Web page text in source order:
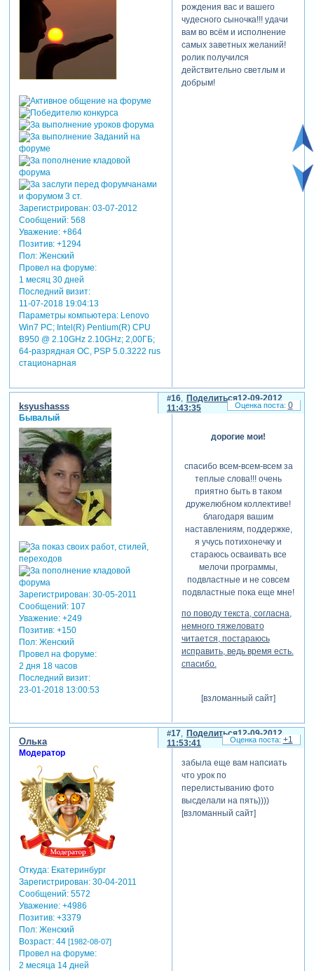
Зарегистрирован: 03-07-2012
Сообщений:568
Уважение: +864
Позитив: +1294
Пол:Женский
Провел на форуме:
1 месяц 30 дней
Последний визит:
11-07-2018 19:04:13
Параметры компьютера:Lenovo
Win7 PC; Intel(R) Pentium(R) CPU
B950 @ 2.10GHz 2.10GHz; 2,00ГБ;
64-разрядная ОС, PSP 5.0.3222 rus
стационарная
рождения вас и вашего
чудесного сыночка!!! удачи
вам во всём и исполнение
самых заветных желаний!
ролик получился
действительно светлым и
добрым!
Поделиться
16
12-09-2012
11:43:35
ksyushasss
Бывалый
Зарегистрирован: 30-05-2011
Сообщений:107
Уважение: +249
Позитив: +150
Пол:Женский
Провел на форуме:
2 дня 18 часов
Последний визит:
23-01-2018 13:00:53
дорогие мои!
спасибо всем-всем-всем за
теплые слова!!! очень
приятно быть в таком
дружелюбном коллективе!
благодаря вашим
наставлениям, поддержке,
я учусь потихонечку и
стараюсь осваивать все
мелочи программы,
подвластные и не совсем
подвластные пока еще мне!
по поводу текста, согласна,
немного тяжеловато
читается, постараюсь
исправить, ведь время есть.
спасибо.
[взломанный сайт]
0
Поделиться
17
12-09-2012
11:53:41
Олька
Модератор
Откуда:Екатеринбург
Зарегистрирован: 30-04-2011
Сообщений:5572
Уважение: +4986
Позитив: +3379
Пол:Женский
Возраст:44 [1982-08-07]
Провел на форуме:
2 месяца 14 дней
забыла еще вам напсиать
что урок по
перелистыванию фото
высделали на пять))))
[взломанный сайт]
+1